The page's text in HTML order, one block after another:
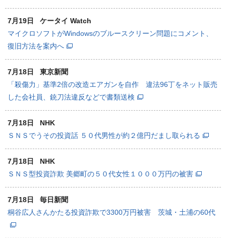
7月19日
ケータイ Watch
マイクロソフトがWindowsのブルースクリーン問題にコメント、
復旧方法を案内へ
7月18日
東京新聞
「殺傷力」基準2倍の改造エアガンを自作 違法96丁をネット販売
した会社員、銃刀法違反などで書類送検
7月18日
NHK
ＳＮＳでうその投資話 ５０代男性が約２億円だまし取られる
7月18日
NHK
ＳＮＳ型投資詐欺 美郷町の５０代女性１０００万円の被害
7月18日
毎日新聞
桐谷広人さんかたる投資詐欺で3300万円被害 茨城・土浦の60代